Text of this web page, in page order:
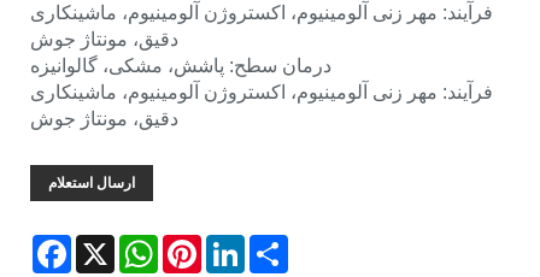
فرآیند: مهر زنی آلومینیوم، اکستروژن آلومینیوم، ماشینکاری
دقیق، مونتاژ جوش
درمان سطح: پاشش، مشکی، گالوانیزه
فرآیند: مهر زنی آلومینیوم، اکستروژن آلومینیوم، ماشینکاری
دقیق، مونتاژ جوش
ارسال استعلام
Facebook
X WhatsAppPinterestLinkedIn